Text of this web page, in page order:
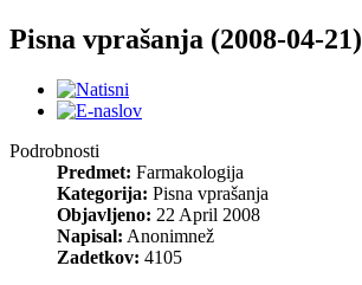
Pisna vprašanja (2008-04-21)
Podrobnosti
Predmet: Farmakologija
Kategorija: Pisna vprašanja
Objavljeno: 22 April 2008
Napisal: Anonimnež
Zadetkov: 4105